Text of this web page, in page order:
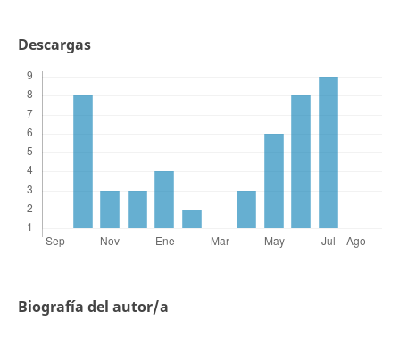
Descargas
Biografía del autor/a